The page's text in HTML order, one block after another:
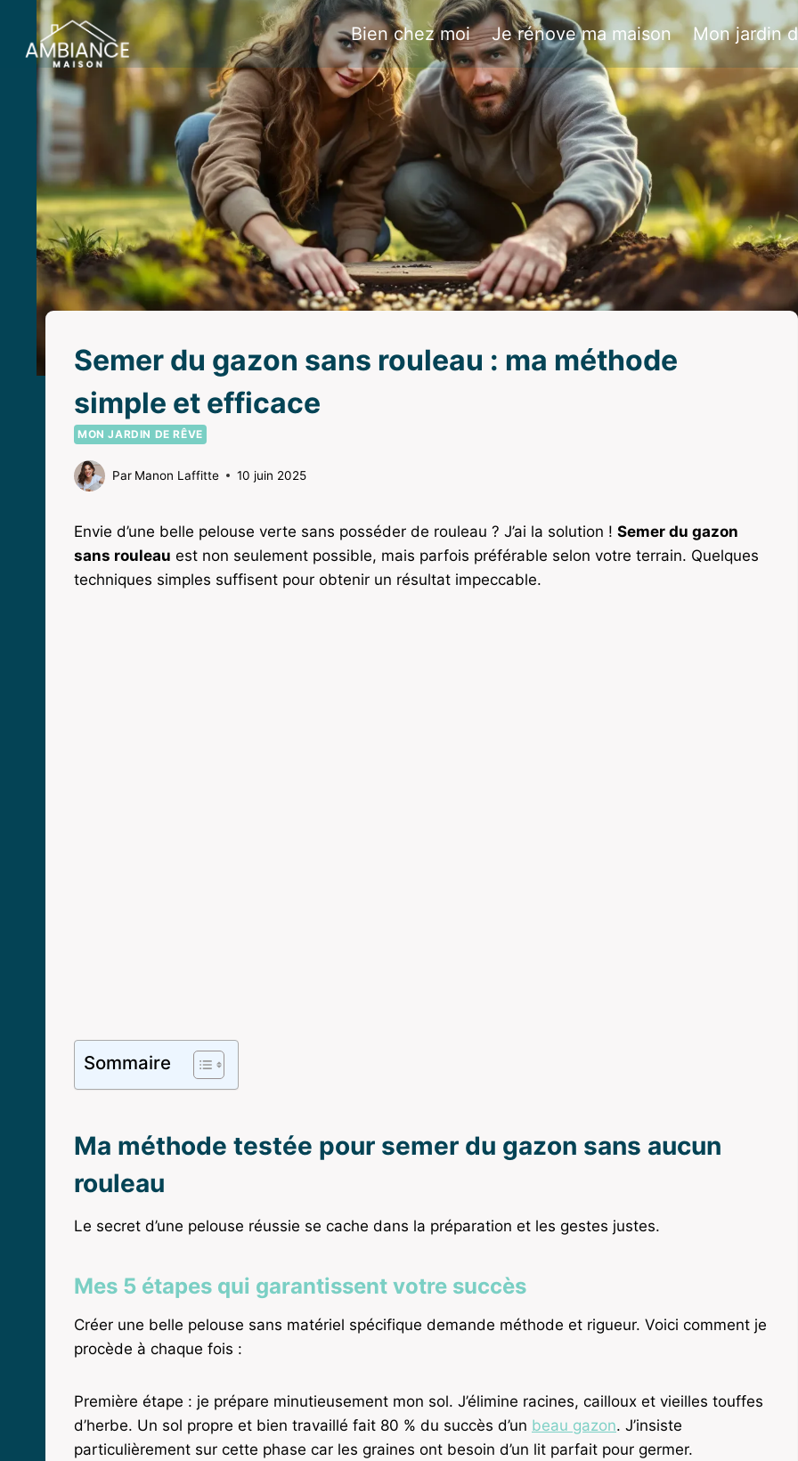
contenu
Bien chez moi Je rénove ma maison Mon jardin
Semer du gazon sans rouleau : ma méthode
simple et efficace
MON JARDIN DE RÊVE
Par Manon Laffitte 10 juin 2025
Envie d’une belle pelouse verte sans posséder de rouleau ? J’ai la solution ! Semer du gazon
sans rouleau est non seulement possible, mais parfois préférable selon votre terrain. Quelques
techniques simples suffisent pour obtenir un résultat impeccable.
Sommaire
Ma méthode testée pour semer du gazon sans aucun
rouleau
Le secret d’une pelouse réussie se cache dans la préparation et les gestes justes.
Mes 5 étapes qui garantissent votre succès
Créer une belle pelouse sans matériel spécifique demande méthode et rigueur. Voici comment je
procède à chaque fois :
Première étape : je prépare minutieusement mon sol. J’élimine racines, cailloux et vieilles touffes
d’herbe. Un sol propre et bien travaillé fait 80 % du succès d’un beau gazon. J’insiste
particulièrement sur cette phase car les graines ont besoin d’un lit parfait pour germer.